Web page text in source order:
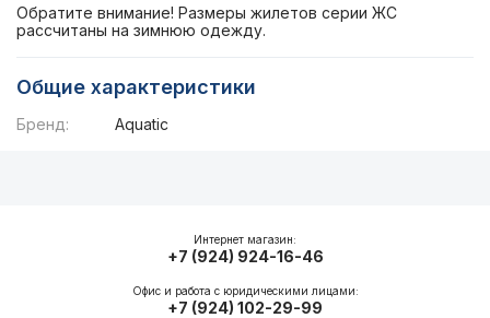
Обратите внимание! Размеры жилетов серии ЖС
рассчитаны на зимнюю одежду.
Общие характеристики
Бренд: Aquatic
Интернет магазин:
+7 (924) 924-16-46
Офис и работа с юридическими лицами:
+7 (924) 102-29-99